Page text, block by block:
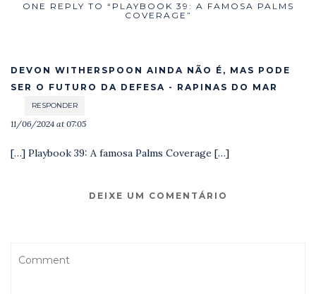
ONE REPLY TO “PLAYBOOK 39: A FAMOSA PALMS
COVERAGE”
DEVON WITHERSPOON AINDA NÃO É, MAS PODE
SER O FUTURO DA DEFESA - RAPINAS DO MAR
RESPONDER
11/06/2024 at 07:05
[…] Playbook 39: A famosa Palms Coverage […]
DEIXE UM COMENTÁRIO